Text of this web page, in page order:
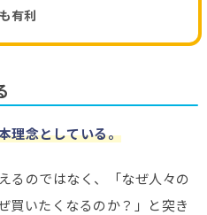
有利
理念としている。
るのではなく、「なぜ人々の
買いたくなるのか？」と突き